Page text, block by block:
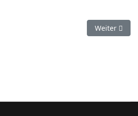
2025 Nächster
Weiter